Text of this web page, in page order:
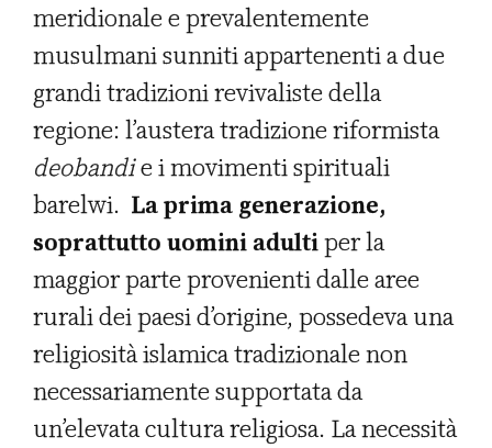
meridionale e prevalentemente
musulmani sunniti appartenenti a due
grandi tradizioni revivaliste della
regione: l’austera tradizione riformista
deobandie i movimenti spirituali
barelwi. La prima generazione,
soprattutto uomini adultiper la
maggior parte provenienti dalle aree
rurali dei paesi d’origine, possedeva una
religiosità islamica tradizionale non
necessariamente supportata da
un’elevata cultura religiosa. La necessità